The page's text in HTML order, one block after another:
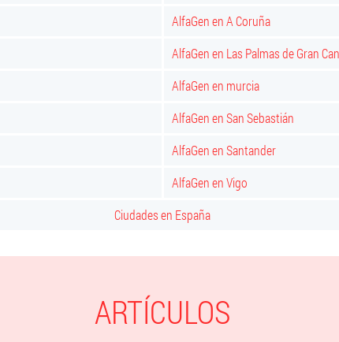
AlfaGen en A Coruña
AlfaGen en Las Palmas de Gran
AlfaGen en murcia
AlfaGen en San Sebastián
AlfaGen en Santander
AlfaGen en Vigo
Ciudades en España
ARTÍCULOS